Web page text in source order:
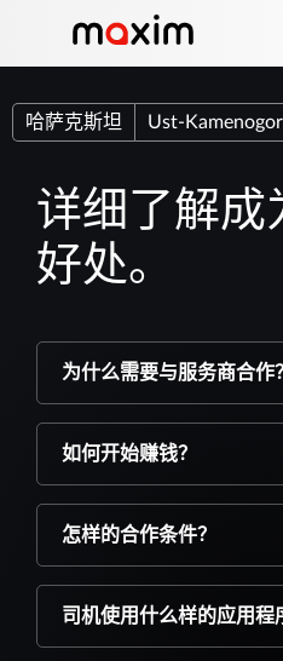
哈萨克斯坦 Ust-
详细了解成
好处。
为什么需要与服务商合作？
如何开始赚钱？
怎样的合作条件？
司机使用什么样的应用程